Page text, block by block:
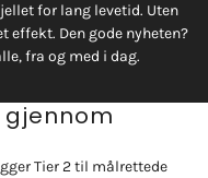
for lang levetid. Uten
effekt. Den gode nyheten?
fra og med i dag.
gjennom
Tier 2 til målrettede